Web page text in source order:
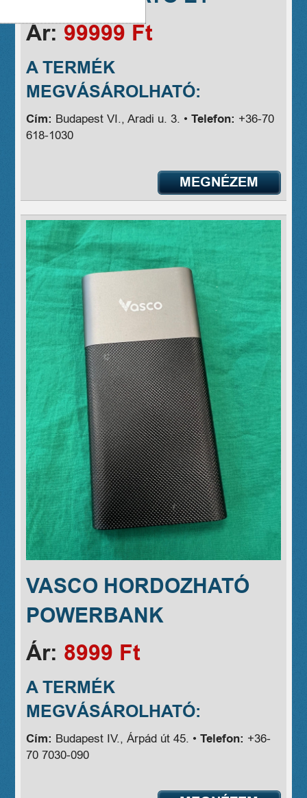
Ár:99999 Ft
A TERMÉK
MEGVÁSÁROLHATÓ:
Cím: Budapest VI., Aradi u. 3. •Telefon: +36-70
618-1030
MEGNÉZEM
VASCO HORDOZHATÓ
POWERBANK
Ár: 8999 Ft
A TERMÉK
MEGVÁSÁROLHATÓ:
Cím: Budapest IV., Árpád út 45. •Telefon: +36-
70 7030-090